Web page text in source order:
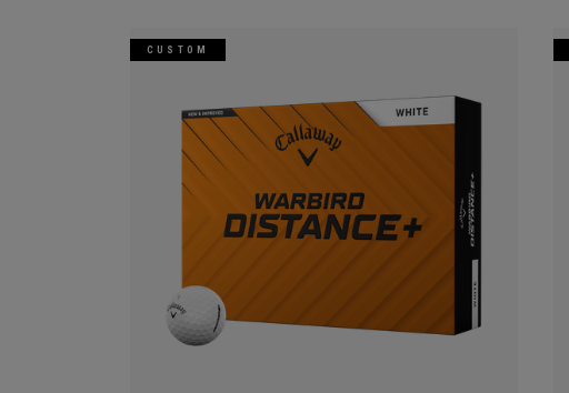
CUSTOM